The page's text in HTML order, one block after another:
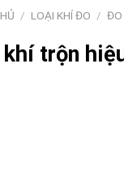
/ LOẠI KHÍ ĐO / ĐO
khí trộn